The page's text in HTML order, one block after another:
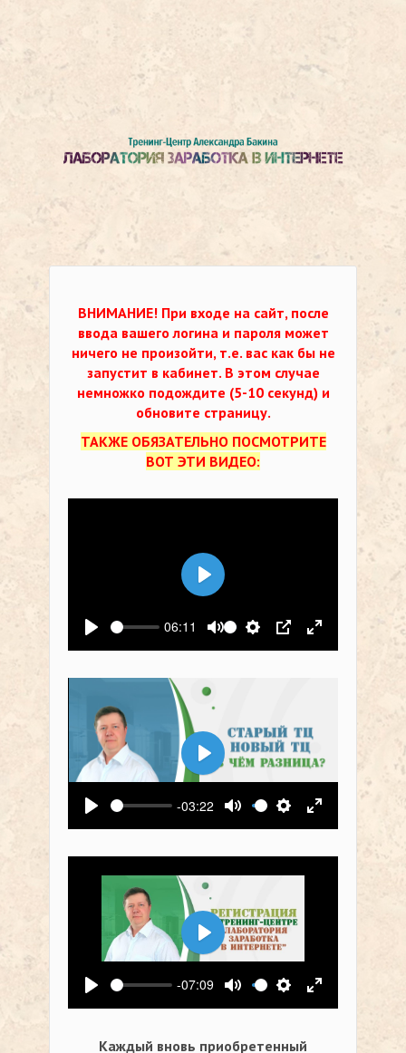
ВНИМАНИЕ! При входе на сайт, после
ввода вашего логина и пароля может
ничего не произойти, т.е. вас как бы не
запустит в кабинет. В этом случае
немножко подождите (5-10 секунд) и
обновите страницу.
ТАКЖЕ ОБЯЗАТЕЛЬНО ПОСМОТРИТЕ
ВОТ ЭТИ ВИДЕО:
Воспроизвести
06:11
Выключить звук
Настройки
PIP На весь
Воспроизвести
Воспроизвести
-03:22
Выключить звук
Настройки
На весь
Воспроизвести
Воспроизвести
-07:09
Выключить звук
Настройки
На весь
Воспроизвести
Каждый вновь приобретенный